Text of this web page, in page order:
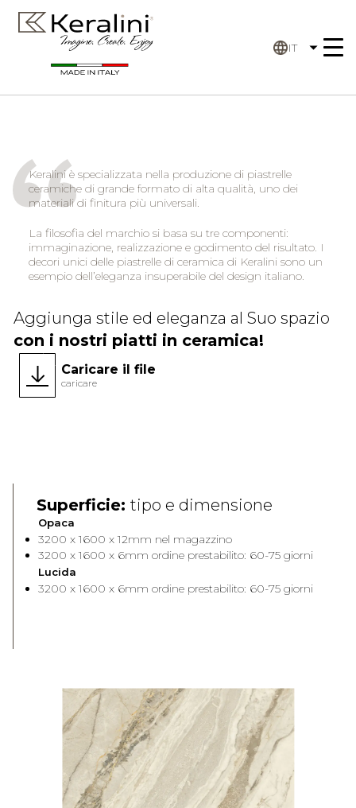
IT
Keralini è specializzata nella produzione di piastrelle
ceramiche di grande formato di alta qualità, uno dei
materiali di finitura più universali.
La filosofia del marchio si basa su tre componenti:
immaginazione, realizzazione e godimento del risultato. I
decori unici delle piastrelle di ceramica di Keralini sono un
esempio dell’eleganza insuperabile del design italiano.
Aggiunga stile ed eleganza al Suo spazio
con i nostri piatti in ceramica!
Caricare il file
caricare
Superficie: tipo e dimensione
Opaca
3200 x 1600 x 12mm nel magazzino
3200 x 1600 x 6mm ordine prestabilito: 60-75 giorni
Lucida
3200 x 1600 x 6mm ordine prestabilito: 60-75 giorni